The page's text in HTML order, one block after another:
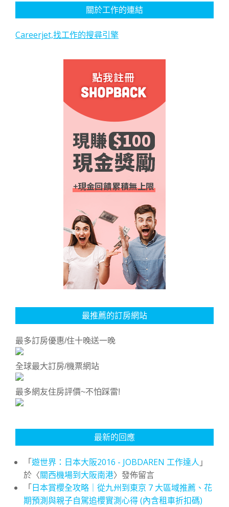
關於工作的連結
Careerjet,找工作的搜尋引擎
最推薦的訂房網站
最多訂房優惠/住十晚送一晚
全球最大訂房/機票網站
最多網友住房評價~不怕踩雷!
最新的回應
「遊世界：日本大阪2016 - JOBDAREN 工作達人 」
於〈關西機場到大阪南港〉發佈留言
「日本賞櫻全攻略｜從九州到東京 7 大區域推薦、花
期預測與親子自駕追櫻實測心得 (內含租車折扣碼)